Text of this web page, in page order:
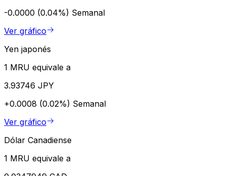
-0.0000 (0.04%) Semanal
Ver gráfico
Yen japonés
1 MRU equivale a
3.93746 JPY
+0.0008 (0.02%) Semanal
Ver gráfico
Dólar Canadiense
1 MRU equivale a